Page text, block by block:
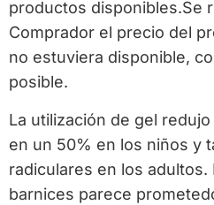
productos disponibles.Se
Comprador el precio del
no estuviera disponible,
posible.
La utilización de gel
en un 50% en los niños y
radiculares en los adultos.
barnices parece